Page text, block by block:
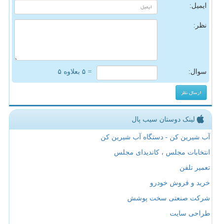
ایمیل:
نظر:
سوال: = ۵ بعلاوه ۵
لینک دوستان سیب پال
آب شیرین کن - دستگاه آب شیرین کن
انتخابات مجلس ، کاندیدای مجلس
تعمیر تلفن
خرید و فروش خودرو
شرکت صنعتی سخت پوشش
طراحی سایت